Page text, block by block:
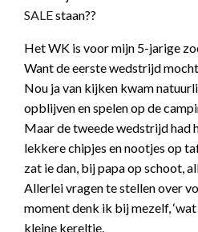
SALEstaan??
Het WK is voor mijn 5-jarige
Want de eerste wedstrijd
Nou ja van kijken kwam
opblijven en spelen op de
Maar de tweede wedstrijd had
lekkere chipjes en nootjes op
zat ie dan, bij papa op schoot,
Allerlei vragen te stellen over
moment denk ik bij mezelf,
kleine kereltje.